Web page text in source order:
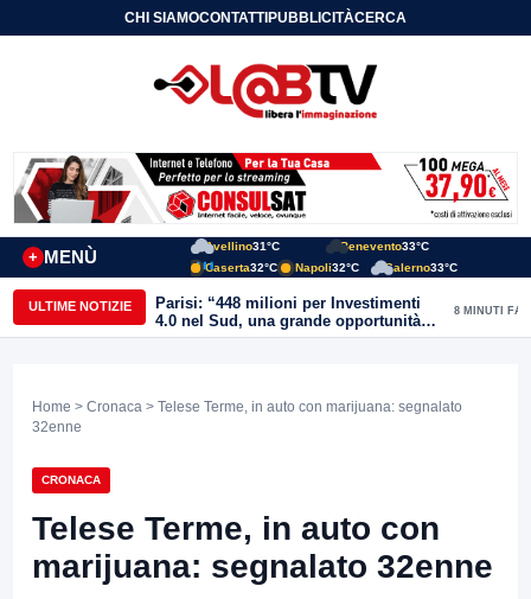
CHI SIAMOCONTATTIPUBBLICITÀCERCA
MENÙ
+
Avellino31°C Benevento33°C
Caserta32°C Napoli32°C Salerno33°C
ULTIME NOTIZIE
Parisi: “448 milioni per Investimenti
4.0 nel Sud, una grande opportunità
anche per il Sannio”
8 MINUTI FA
Home > Cronaca > Telese Terme, in auto con marijuana: segnalato
32enne
CRONACA
Telese Terme, in auto con
marijuana: segnalato 32enne